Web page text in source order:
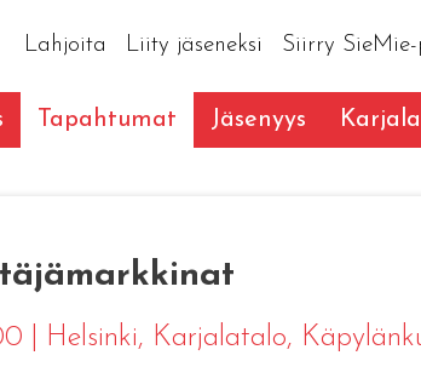
Lahjoita Liity jäseneksi Siirry
Tapahtumat Jäsenyys
Helsinki, Karjalatalo,